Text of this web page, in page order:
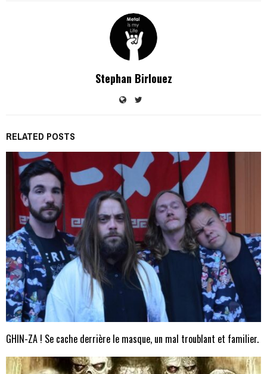
Stephan Birlouez
RELATED POSTS
GHIN-ZA ! Se cache derrière le masque, un mal troublant et familier.